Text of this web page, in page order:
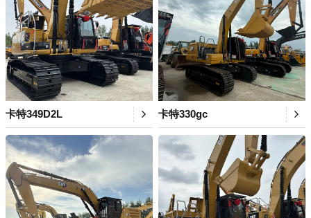
卡特349D2L 卡特330gc